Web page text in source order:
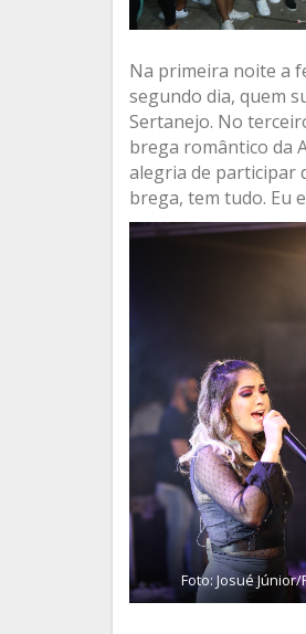
Na primeira noite a
segundo dia, quem
Sertanejo. No
brega romântico da
alegria de participar
brega, tem tudo. Eu
Foto: Josué Júnior/